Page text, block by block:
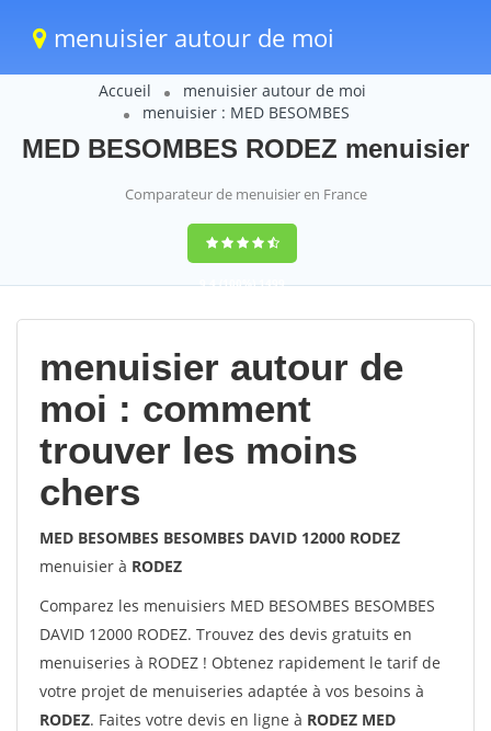
menuisier autour de moi
Accueil
menuisier autour de moi
menuisier : MED BESOMBES
MED BESOMBES RODEZ menuisier
Comparateur de menuisier en France
9,4(100%)1499
votes
menuisier autour de
moi : comment
trouver les moins
chers
MED BESOMBES BESOMBES DAVID 12000 RODEZ
menuisier à RODEZ
Comparez les menuisiers MED BESOMBES BESOMBES
DAVID 12000 RODEZ. Trouvez des devis gratuits en
menuiseries à RODEZ ! Obtenez rapidement le tarif de
votre projet de menuiseries adaptée à vos besoins à
RODEZ. Faites votre devis en ligne à RODEZ MED